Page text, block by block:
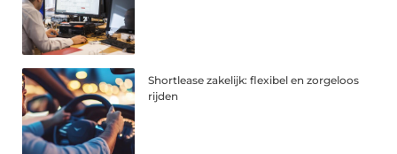
Shortlease zakelijk: flexibel en zorgeloos
rijden